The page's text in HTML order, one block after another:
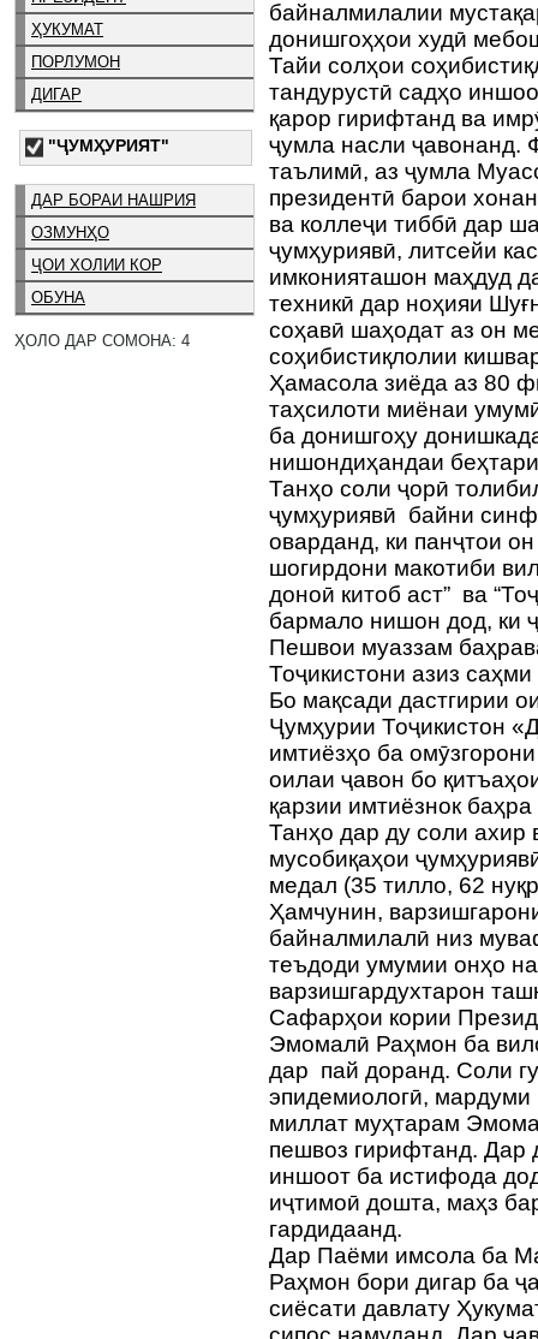
ҲУКУМАТ
ПОРЛУМОН
ДИГАР
"ҶУМҲУРИЯТ"
ДАР БОРАИ НАШРИЯ
ОЗМУНҲО
ҶОИ ХОЛИИ КОР
ОБУНА
ҲОЛО ДАР СОМОНА: 4
байналмилалии
донишгоҳҳои худӣ
Тайи солҳои
тандурустӣ садҳо
қарор гирифтанд ва
ҷумла насли ҷавонанд.
таълимӣ, аз ҷумла
президентӣ барои
ва коллеҷи тиббӣ дар
ҷумҳуриявӣ, литсейи
имконияташон маҳдуд
техникӣ дар ноҳияи
соҳавӣ шаҳодат аз он
соҳибистиқлолии
Ҳамасола зиёда аз 80
таҳсилоти миёнаи
ба донишгоҳу
нишондиҳандаи
Танҳо соли ҷорӣ
ҷумҳуриявӣ байни
оварданд, ки панҷтои
шогирдони макотиби
доноӣ китоб аст” ва
бармало нишон дод, ки
Пешвои муаззам
Тоҷикистони азиз
Бо мақсади дастгирии
Ҷумҳурии Тоҷикистон
имтиёзҳо ба
оилаи ҷавон бо
қарзии имтиёзнок
Танҳо дар ду соли ахир
мусобиқаҳои
медал (35 тилло, 62
Ҳамчунин,
байналмилалӣ низ
теъдоди умумии онҳо
варзишгардухтарон
Сафарҳои кории
Эмомалӣ Раҳмон ба
дар пай доранд. Соли
эпидемиологӣ,
миллат муҳтарам
пешвоз гирифтанд. Дар
иншоот ба истифода
иҷтимоӣ дошта, маҳз
гардидаанд.
Дар Паёми имсола ба
Раҳмон бори дигар ба
сиёсати давлату